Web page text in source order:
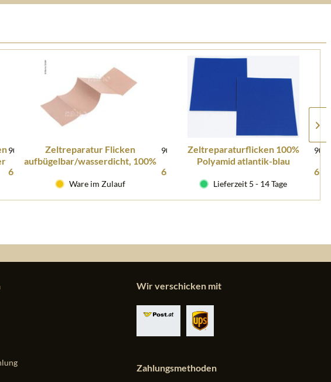
900992
6,10 € *
Zeltreparatur Flicken
aufbügelbar/wasserdicht, 100%
900991
6,10 € *
Ware im Zulauf
Zeltreparaturflicken 100%
Polyamid atlantik-blau
Lieferzeit 5 - 14 Tage
Wir verschicken mit
Zahlungsmethoden